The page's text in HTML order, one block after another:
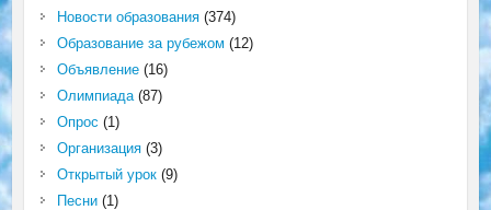
Новости образования(374)
Образование за рубежом (12)
Объявление(16)
Олимпиада(87)
Опрос (1)
Организация(3)
Открытый урок(9)
Песни(1)